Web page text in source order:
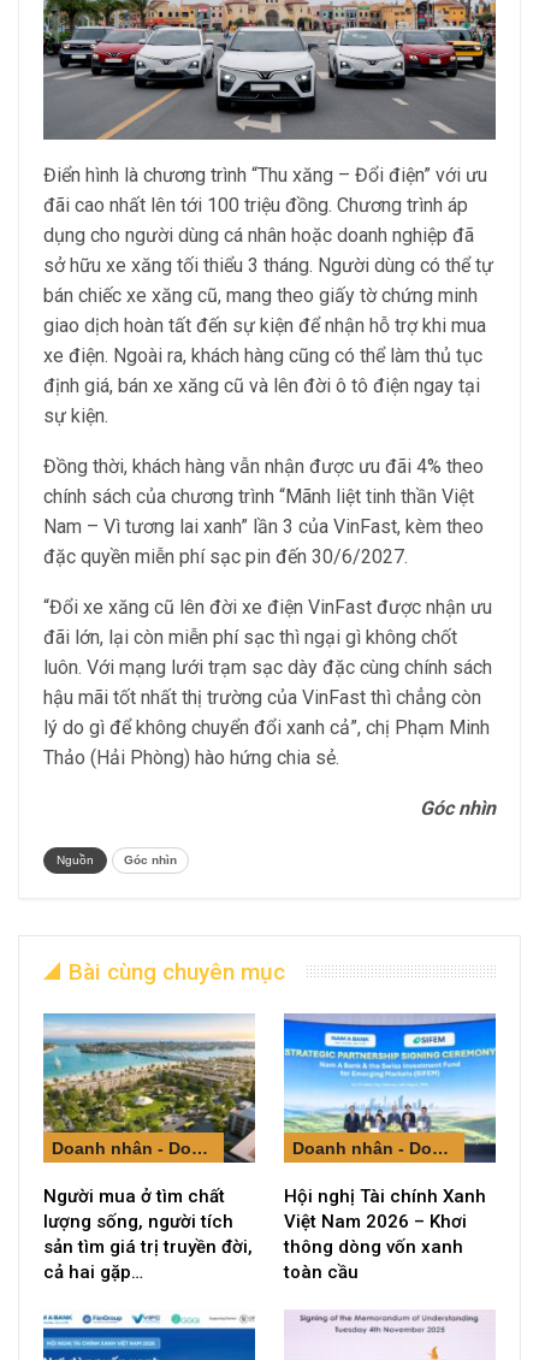
Điển hình là chương trình “Thu xăng – Đổi điện” với ưu
đãi cao nhất lên tới 100 triệu đồng. Chương trình áp
dụng cho người dùng cá nhân hoặc doanh nghiệp đã
sở hữu xe xăng tối thiểu 3 tháng. Người dùng có thể tự
bán chiếc xe xăng cũ, mang theo giấy tờ chứng minh
giao dịch hoàn tất đến sự kiện để nhận hỗ trợ khi mua
xe điện. Ngoài ra, khách hàng cũng có thể làm thủ tục
định giá, bán xe xăng cũ và lên đời ô tô điện ngay tại
sự kiện.
Đồng thời, khách hàng vẫn nhận được ưu đãi 4% theo
chính sách của chương trình “Mãnh liệt tinh thần Việt
Nam – Vì tương lai xanh” lần 3 của VinFast, kèm theo
đặc quyền miễn phí sạc pin đến 30/6/2027.
“Đổi xe xăng cũ lên đời xe điện VinFast được nhận ưu
đãi lớn, lại còn miễn phí sạc thì ngại gì không chốt
luôn. Với mạng lưới trạm sạc dày đặc cùng chính sách
hậu mãi tốt nhất thị trường của VinFast thì chẳng còn
lý do gì để không chuyển đổi xanh cả”, chị Phạm Minh
Thảo (Hải Phòng) hào hứng chia sẻ.
Góc nhìn
Nguồn Góc nhìn
Bài cùng chuyên mục
Doanh nhân - Doanh nghiệp
Người mua ở tìm chất
lượng sống, người tích
sản tìm giá trị truyền đời,
cả hai gặp…
Doanh nhân - Doanh nghiệp
Hội nghị Tài chính Xanh
Việt Nam 2026 – Khơi
thông dòng vốn xanh
toàn cầu